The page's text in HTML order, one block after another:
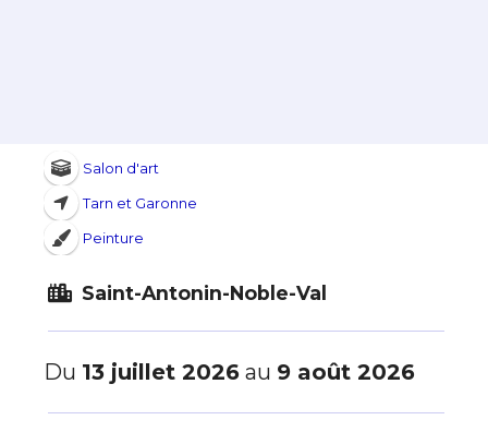
Salon d'art
Tarn et Garonne
Peinture
Saint-Antonin-Noble-Val
Du 13 juillet 2026 au 9 août 2026